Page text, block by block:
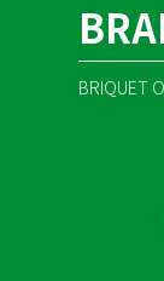
BRIQUET